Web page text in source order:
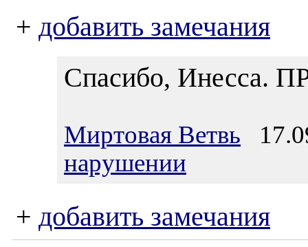
+ добавить замечания
Спасибо, Инесса.
Миртовая Ветвь
нарушении
+ добавить замечания